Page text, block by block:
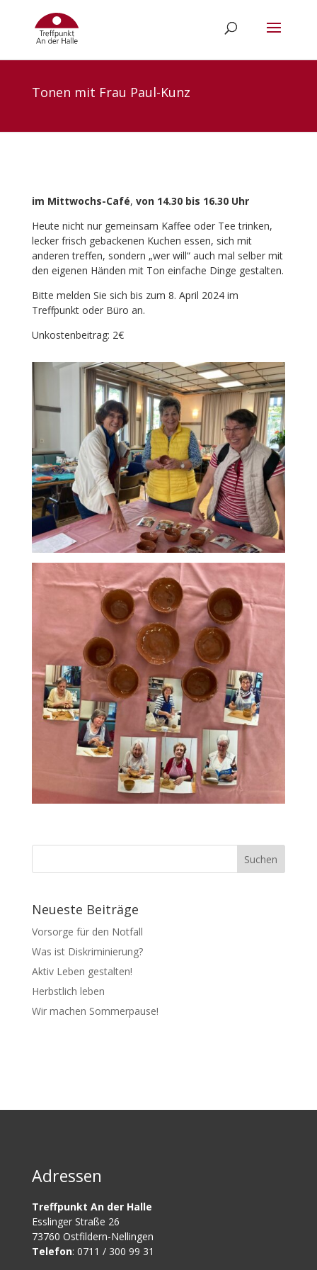
Tonen mit Frau Paul-Kunz
im Mittwochs-Café, von 14.30 bis 16.30 Uhr
Heute nicht nur gemeinsam Kaffee oder Tee trinken,
lecker frisch gebackenen Kuchen essen, sich mit
anderen treffen, sondern „wer will“ auch mal selber mit
den eigenen Händen mit Ton einfache Dinge gestalten.
Bitte melden Sie sich bis zum 8. April 2024 im
Treffpunkt oder Büro an.
Unkostenbeitrag: 2€
Neueste Beiträge
Vorsorge für den Notfall
Was ist Diskriminierung?
Aktiv Leben gestalten!
Herbstlich leben
Wir machen Sommerpause!
Adressen
Treffpunkt An der Halle
Esslinger Straße 26
73760 Ostfildern-Nellingen
Telefon: 0711 / 300 99 31